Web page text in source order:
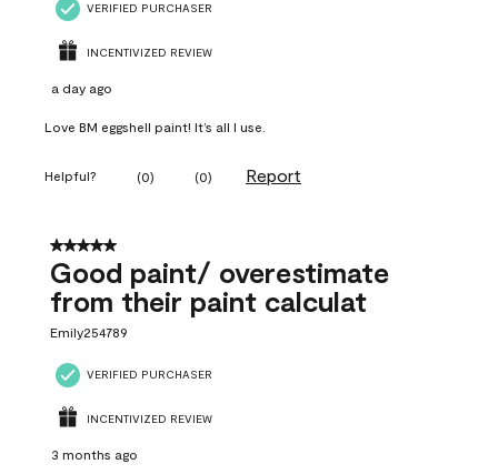
VERIFIED PURCHASER
INCENTIVIZED REVIEW
a day ago
Love BM eggshell paint! It’s all I use.
Helpful? (0) (0) Report
5 out of 5 stars.
Good paint/ overestimate
from their paint calculat
Emily254789
VERIFIED PURCHASER
INCENTIVIZED REVIEW
3 months ago